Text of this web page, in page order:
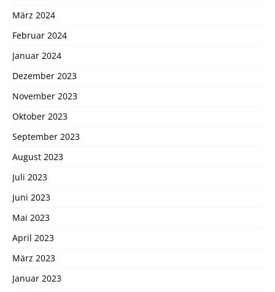
März 2024
Februar 2024
Januar 2024
Dezember 2023
November 2023
Oktober 2023
September 2023
August 2023
Juli 2023
Juni 2023
Mai 2023
April 2023
März 2023
Januar 2023